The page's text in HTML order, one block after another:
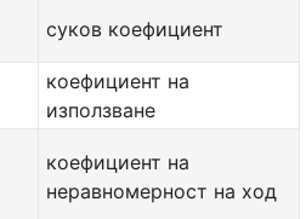
суков коефициент
коефициент на
използване
коефициент на
неравномерност на ход